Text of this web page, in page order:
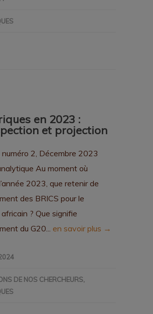
en 2023 :
et projection
numéro 2, Décembre 2023
Au moment où
2023, que retenir de
des BRICS pour le
? Que signifie
du G20... en savoir plus →
DE NOS CHERCHEURS